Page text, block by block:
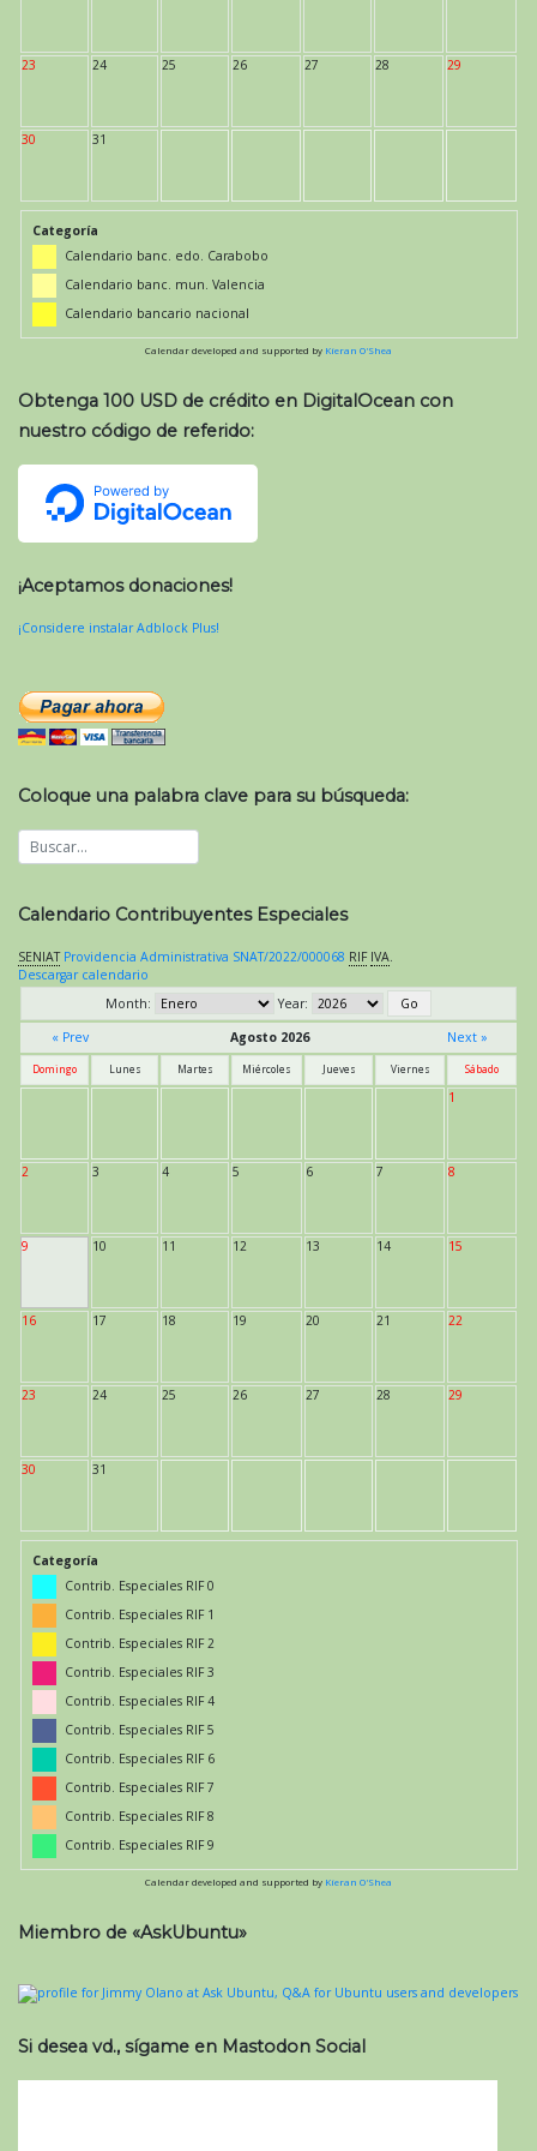
23 24 25 26 27 28 29
30 31
Categoría
Calendario banc. edo. Carabobo
Calendario banc. mun. Valencia
Calendario bancario nacional
Calendar developed and supported by Kieran O'Shea
Obtenga 100 USD de crédito en DigitalOcean con
nuestro código de referido:
¡Aceptamos donaciones!
¡Considere instalar Adblock Plus!
Coloque una palabra clave para su búsqueda:
Calendario Contribuyentes Especiales
SENIAT Providencia Administrativa SNAT/2022/000068 RIF IVA.
Descargar calendario
Month:
Year:
« Prev
Agosto 2026 Next »
Domingo Lunes Martes Miércoles Jueves Viernes Sábado
1
2 3 4 5 6 7 8
9 10 11 12 13 14 15
16 17 18 19 20 21 22
23 24 25 26 27 28 29
30 31
Categoría
Contrib. Especiales RIF 0
Contrib. Especiales RIF 1
Contrib. Especiales RIF 2
Contrib. Especiales RIF 3
Contrib. Especiales RIF 4
Contrib. Especiales RIF 5
Contrib. Especiales RIF 6
Contrib. Especiales RIF 7
Contrib. Especiales RIF 8
Contrib. Especiales RIF 9
Calendar developed and supported by Kieran O'Shea
Miembro de «AskUbuntu»
Si desea vd., sígame en Mastodon Social